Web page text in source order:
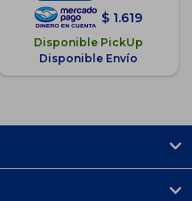
$ 1.619
Disponible PickUp
Disponible Envío